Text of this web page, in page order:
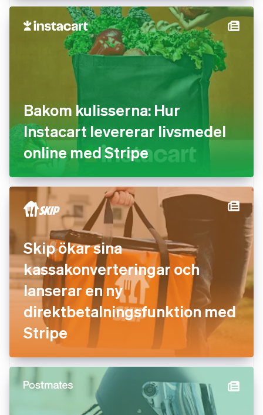
Bakom kulisserna: Hur
Instacart levererar livsmedel
online med Stripe
Skip ökar sina
kassakonverteringar och
lanserar en ny
direktbetalningsfunktion med
Stripe